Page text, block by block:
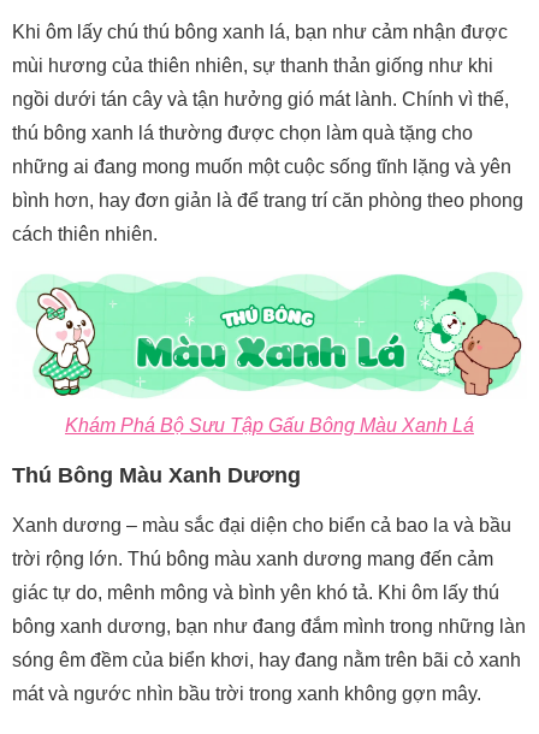
Khi ôm lấy chú thú bông xanh lá, bạn như cảm nhận được
mùi hương của thiên nhiên, sự thanh thản giống như khi
ngồi dưới tán cây và tận hưởng gió mát lành. Chính vì thế,
thú bông xanh lá thường được chọn làm quà tặng cho
những ai đang mong muốn một cuộc sống tĩnh lặng và yên
bình hơn, hay đơn giản là để trang trí căn phòng theo phong
cách thiên nhiên.
Khám Phá Bộ Sưu Tập Gấu Bông Màu Xanh Lá
Thú Bông Màu Xanh Dương
Xanh dương – màu sắc đại diện cho biển cả bao la và bầu
trời rộng lớn. Thú bông màu xanh dương mang đến cảm
giác tự do, mênh mông và bình yên khó tả. Khi ôm lấy thú
bông xanh dương, bạn như đang đắm mình trong những làn
sóng êm đềm của biển khơi, hay đang nằm trên bãi cỏ xanh
mát và ngước nhìn bầu trời trong xanh không gợn mây.